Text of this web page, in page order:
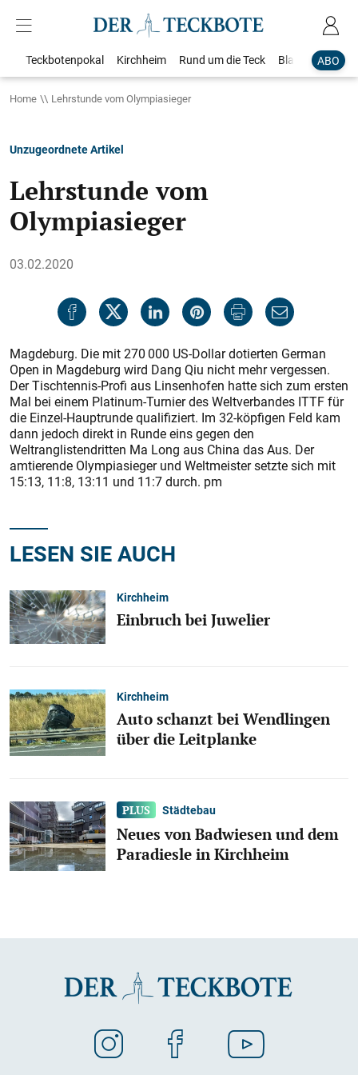
ABO
Teckbotenpokal Kirchheim Rund um die Teck Blaulicht
Home Lehrstunde vom Olympiasieger
Unzugeordnete Artikel
Lehrstunde vom
Olympiasieger
03.02.2020
Magdeburg. Die mit 270 000 US-Dollar dotierten German
Open in Magdeburg wird Dang Qiu nicht mehr vergessen.
Der Tischtennis-Profi aus Linsenhofen hatte sich zum ersten
Mal bei einem Platinum-Turnier des Weltverbandes ITTF für
die Einzel-Hauptrunde qualifiziert. Im 32-köpfigen Feld kam
dann jedoch direkt in Runde eins gegen den
Weltranglistendritten Ma Long aus China das Aus. Der
amtierende Olympiasieger und Weltmeister setzte sich mit
15:13, 11:8, 13:11 und 11:7 durch. pm
LESEN SIE AUCH
Kirchheim
Einbruch bei Juwelier
Kirchheim
Auto schanzt bei Wendlingen
über die Leitplanke
Städtebau
Neues von Badwiesen und dem
Paradiesle in Kirchheim